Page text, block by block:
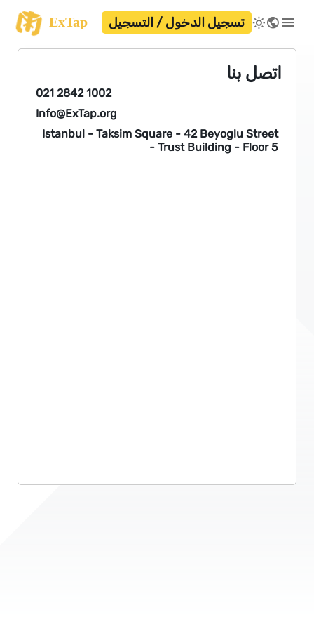
ExTap تسجيل الدخول / التسجيل
اتصل بنا
021 2842 1002
Info@ExTap.org
Istanbul - Taksim Square - 42 Beyoglu Street
- Trust Building - Floor 5